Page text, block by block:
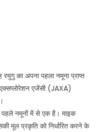
का अपना पहला नमूना प्राप्त
एजेंसी (JAXA)
पहले नमूनों में से एक है। माइक
मूल प्रकृति को निर्धारित करने के